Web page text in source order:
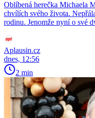
Oblíbená herečka Michaela
chvílích svého života.
rodinu. Jenomže nyní o své
Aplausin.cz
dnes, 12:56
2 min